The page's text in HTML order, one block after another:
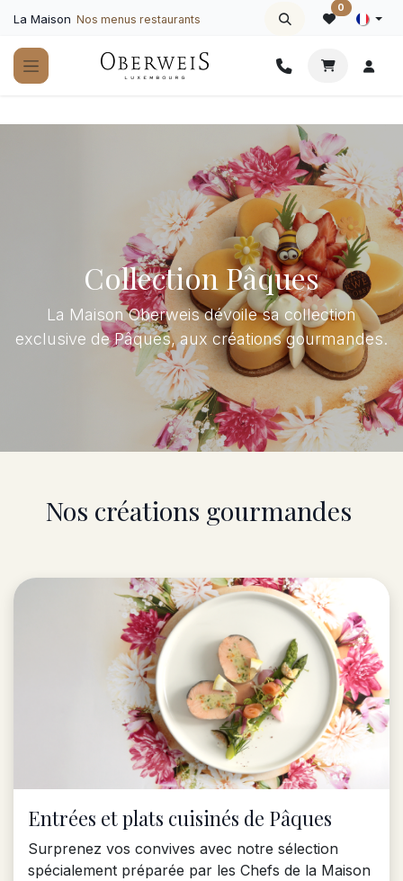
La Maison Nos menus restaurants
0
Collection Pâques
La Maison Oberweis dévoile sa collection
exclusive de Pâques, aux créations gourmandes.
Nos créations gourmandes
Entrées et plats cuisinés de Pâques
Surprenez vos convives avec notre sélection
spécialement préparée par les Chefs de la Maison